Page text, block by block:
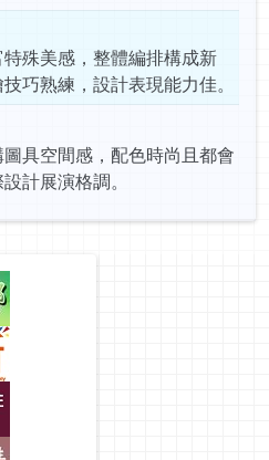
殊美感，整體編排構成新
巧熟練，設計表現能力佳。
具空間感，配色時尚且都會
計展演格調。